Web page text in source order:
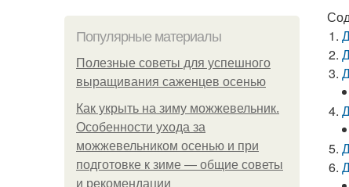
Популярные материалы
Полезные советы для успешного
выращивания саженцев осенью
Как укрыть на зиму можжевельник.
Особенности ухода за
можжевельником осенью и при
подготовке к зиме — общие советы
и рекомендации